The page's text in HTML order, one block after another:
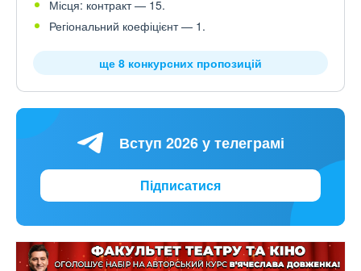
Місця: контракт — 15.
Регіональний коефіцієнт — 1.
ще 8 конкурсних пропозицій
Вступ 2026 у телеграмі
Підписатися